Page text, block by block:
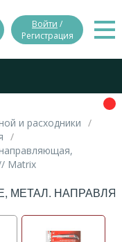
Войти /
Регистрация
и расходники
Matrix